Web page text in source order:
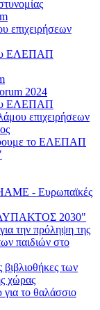
επιχειρήσεων
ΕΛΕΠΑΠ
2024
ΕΛΕΠΑΠ
επιχειρήσεων
το ΕΛΕΠΑΠ
- Ευρωπαϊκές
2030"
την πρόληψη της
παιδιών στο
βιβλιοθήκες των
χώρας
το θαλάσσιο